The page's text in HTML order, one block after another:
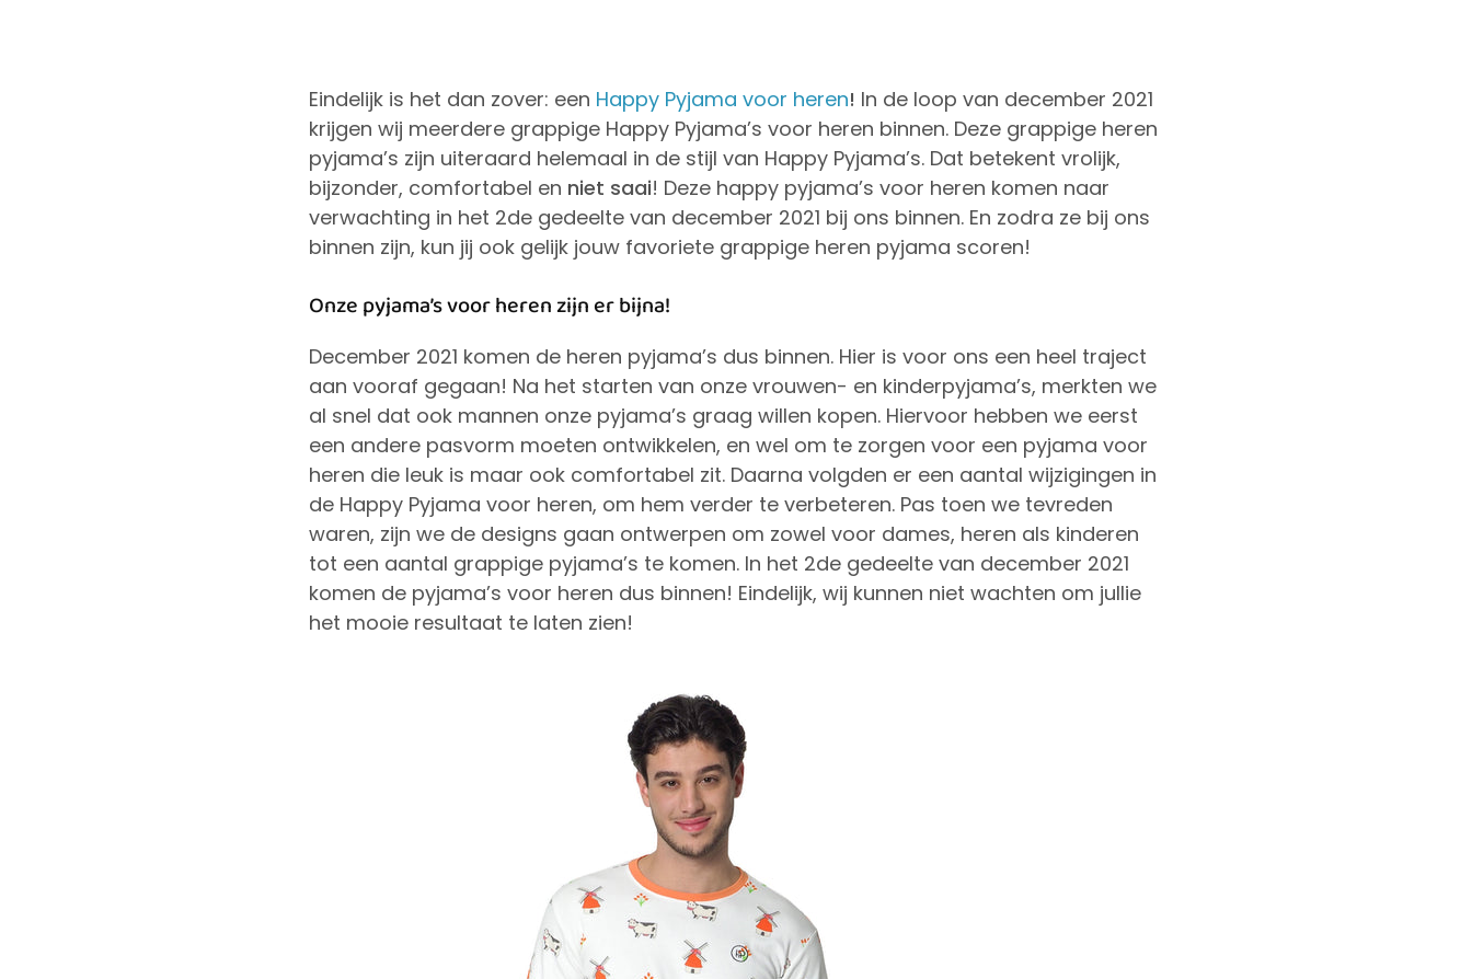
Eindelijk is het dan zover: een Happy Pyjama voor heren! In de loop van december 2021
krijgen wij meerdere grappige Happy Pyjama’s voor heren binnen. Deze grappige heren
pyjama’s zijn uiteraard helemaal in de stijl van Happy Pyjama’s. Dat betekent vrolijk,
bijzonder, comfortabel en niet saai! Deze happy pyjama’s voor heren komen naar
verwachting in het 2de gedeelte van december 2021 bij ons binnen. En zodra ze bij ons
binnen zijn, kun jij ook gelijk jouw favoriete grappige heren pyjama scoren!
Onze pyjama’s voor heren zijn er bijna!
December 2021 komen de heren pyjama’s dus binnen. Hier is voor ons een heel traject
aan vooraf gegaan! Na het starten van onze vrouwen- en kinderpyjama’s, merkten we
al snel dat ook mannen onze pyjama’s graag willen kopen. Hiervoor hebben we eerst
een andere pasvorm moeten ontwikkelen, en wel om te zorgen voor een pyjama voor
heren die leuk is maar ook comfortabel zit. Daarna volgden er een aantal wijzigingen in
de Happy Pyjama voor heren, om hem verder te verbeteren. Pas toen we tevreden
waren, zijn we de designs gaan ontwerpen om zowel voor dames, heren als kinderen
tot een aantal grappige pyjama’s te komen. In het 2de gedeelte van december 2021
komen de pyjama’s voor heren dus binnen! Eindelijk, wij kunnen niet wachten om jullie
het mooie resultaat te laten zien!